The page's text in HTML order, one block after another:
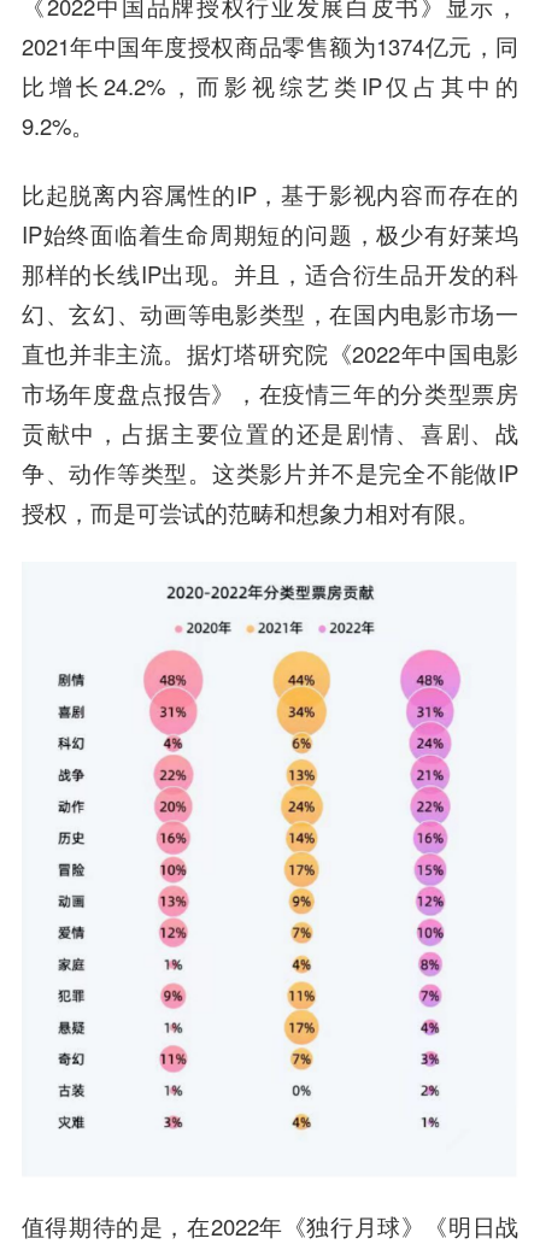
2021年中国年度授权商品零售额为1374亿元，同
比增长24.2%，而影视综艺类IP仅占其中的
9.2%。
比起脱离内容属性的IP，基于影视内容而存在的
IP始终面临着生命周期短的问题，极少有好莱坞
那样的长线IP出现。并且，适合衍生品开发的科
幻、玄幻、动画等电影类型，在国内电影市场一
直也并非主流。据灯塔研究院《2022年中国电影
市场年度盘点报告》，在疫情三年的分类型票房
贡献中，占据主要位置的还是剧情、喜剧、战
争、动作等类型。这类影片并不是完全不能做IP
授权，而是可尝试的范畴和想象力相对有限。
值得期待的是，在2022年《独行月球》《明日战